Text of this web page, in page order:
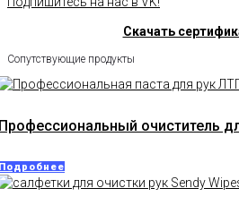
Скачать
Сопутствующие продукты
очиститель